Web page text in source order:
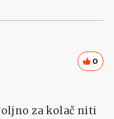
0
za kolač niti